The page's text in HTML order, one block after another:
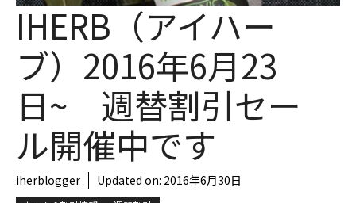
IHERB（アイハー
ブ）2016年6月23
日~ 週替割引セー
ル開催中です
iherblogger Updated on: 2016年6月30日